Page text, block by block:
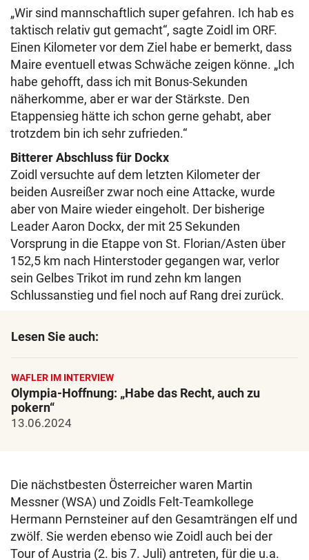
„Wir sind mannschaftlich super gefahren. Ich hab es
taktisch relativ gut gemacht“, sagte Zoidl im ORF.
Einen Kilometer vor dem Ziel habe er bemerkt, dass
Maire eventuell etwas Schwäche zeigen könne. „Ich
habe gehofft, dass ich mit Bonus-Sekunden
näherkomme, aber er war der Stärkste. Den
Etappensieg hätte ich schon gerne gehabt, aber
trotzdem bin ich sehr zufrieden.“
Bitterer Abschluss für Dockx
Zoidl versuchte auf dem letzten Kilometer der
beiden Ausreißer zwar noch eine Attacke, wurde
aber von Maire wieder eingeholt. Der bisherige
Leader Aaron Dockx, der mit 25 Sekunden
Vorsprung in die Etappe von St. Florian/Asten über
152,5 km nach Hinterstoder gegangen war, verlor
sein Gelbes Trikot im rund zehn km langen
Schlussanstieg und fiel noch auf Rang drei zurück.
Lesen Sie auch:
WAFLER IM INTERVIEW
Olympia-Hoffnung: „Habe das Recht, auch zu
pokern“
13.06.2024
Die nächstbesten Österreicher waren Martin
Messner (WSA) und Zoidls Felt-Teamkollege
Hermann Pernsteiner auf den Gesamträngen elf und
zwölf. Sie werden ebenso wie Zoidl auch bei der
Tour of Austria (2. bis 7. Juli) antreten, für die u.a.